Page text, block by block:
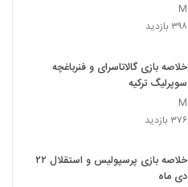
M
۳۹۸ بازدید
خلاصه بازی گالاتاسرای و فنرباغچه
سوپرلیگ ترکیه
M
۳۷۶ بازدید
خلاصه بازی پرسپولیس و استقلال ۲۲
دی ماه